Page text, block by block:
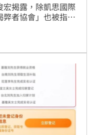
揭露，除凱思國際
者協會」也被指涉
艾格蒙反洗錢組